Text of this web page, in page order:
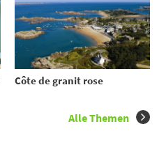
Côte de granit rose
Alle Themen